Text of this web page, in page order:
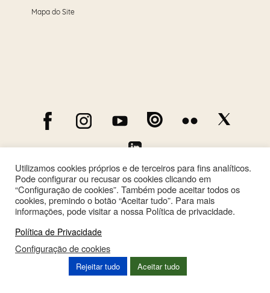
Mapa do Site
Utilizamos cookies próprios e de terceiros para fins analíticos.
Pode configurar ou recusar os cookies clicando em
“Configuração de cookies”. Também pode aceitar todos os
cookies, premindo o botão “Aceitar tudo”. Para mais
informações, pode visitar a nossa Política de privacidade.
Política de Privacidade
Configuração de cookies
Rejeitar tudo Aceitar tudo
This site is registered onwpml.orgas a development site. Switch to a production
site key toremove this banner.